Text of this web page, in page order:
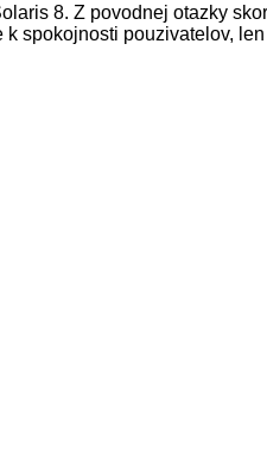
8. Z povodnej otazky
spokojnosti pouzivatelov,